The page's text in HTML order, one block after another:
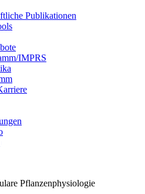
Publikationen
IMPRS
Pflanzenphysiologie